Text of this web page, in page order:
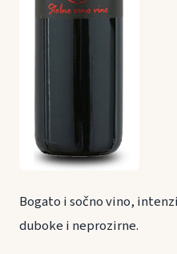
Bogato i sočno vino,
duboke i neprozirne.